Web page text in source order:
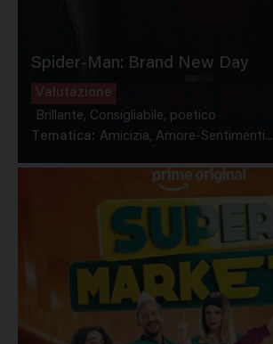
Spider-Man: Brand New Day
Valutazione
Brillante, Consigliabile, poetico
Tematica: Amicizia, Amore-Sentimenti...